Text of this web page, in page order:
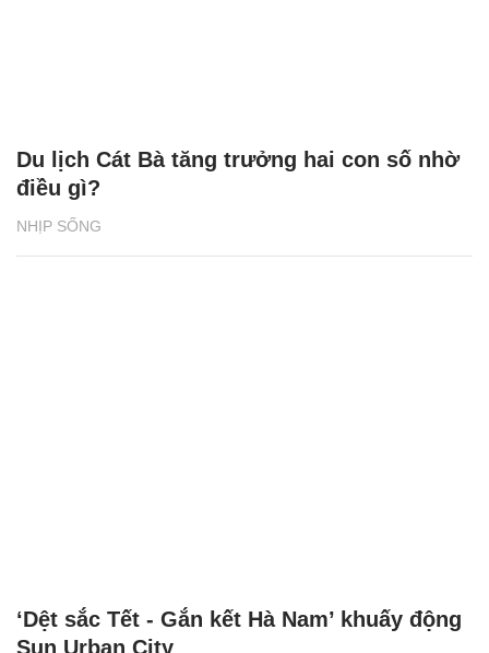
NHỊP SỐNG
Du lịch Cát Bà tăng trưởng hai con số nhờ
điều gì?
‘Dệt sắc Tết - Gắn kết Hà Nam’ khuấy động
Sun Urban City